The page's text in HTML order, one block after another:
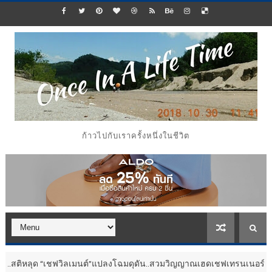
ก้าวไปกับเราครั้งหนึ่งในชีวิต
เชฟวิลเมนต์”แปลงโฉมดุดัน..สวมวิญญาณเฮดเชฟเทรนเนอร์ ประชา